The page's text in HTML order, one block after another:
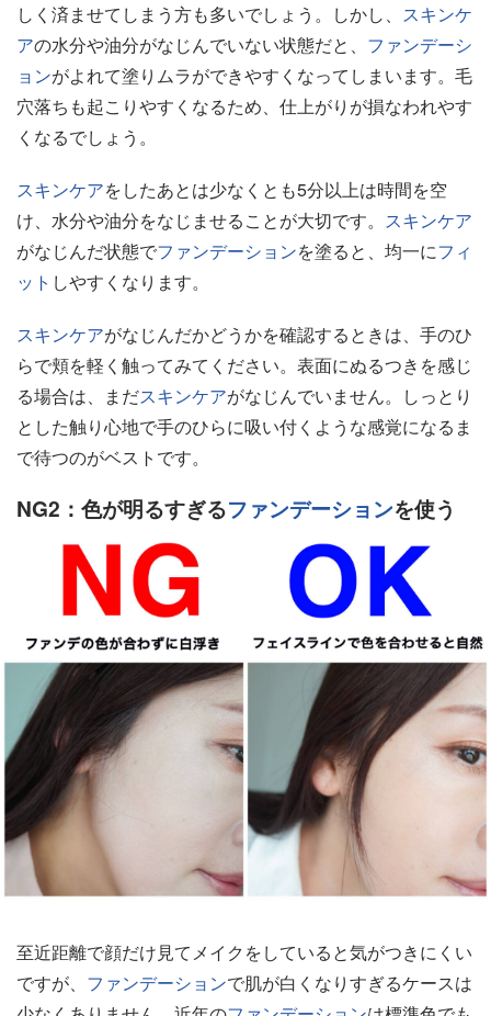
しく済ませてしまう方も多いでしょう。しかし、 スキンケ
アの水分や油分がなじんでいない状態だと、 ファンデーシ
ョンがよれて塗りムラができやすくなってしまいます。毛
穴落ちも起こりやすくなるため、仕上がりが損なわれやす
くなるでしょう。
スキンケアをしたあとは少なくとも5分以上は時間を空
け、水分や油分をなじませることが大切です。 スキンケア
がなじんだ状態でファンデーションを塗ると、均一にフィ
ット しやすくなります。
スキンケアがなじんだかどうかを確認するときは、手のひ
らで頬を軽く触ってみてください。表面にぬるつきを感じ
る場合は、まだスキンケアがなじんでいません。しっとり
とした触り心地で手のひらに吸い付くような感覚になるま
で待つのがベストです。
NG2：色が明るすぎるファンデーションを使う
至近距離で顔だけ見てメイクをしていると気がつきにくい
ですが、 ファンデーションで肌が白くなりすぎるケースは